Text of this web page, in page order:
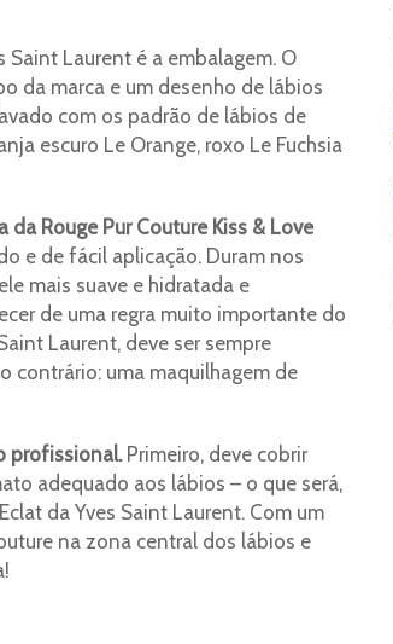
Saint Laurent é a embalagem. O
da marca e um desenho de lábios
com os padrão de lábios de
escuro Le Orange, roxo Le Fuchsia
Rouge Pur Couture Kiss & Love
e de fácil aplicação. Duram nos
mais suave e hidratada e
de uma regra muito importante do
Laurent, deve ser sempre
contrário: uma maquilhagem de
profissional.Primeiro, deve cobrir
adequado aos lábios – o que será,
da Yves Saint Laurent. Com um
na zona central dos lábios e